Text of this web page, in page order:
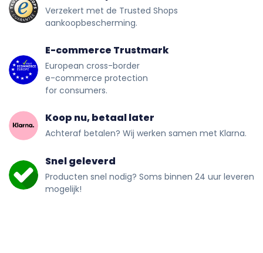
Verzekert met de Trusted Shops
aankoopbescherming.
E-commerce Trustmark
European cross-border
e-commerce protection
for consumers.
Koop nu, betaal later
Achteraf betalen? Wij werken samen met Klarna.
Snel geleverd
Producten snel nodig? Soms binnen 24 uur leveren
mogelijk!